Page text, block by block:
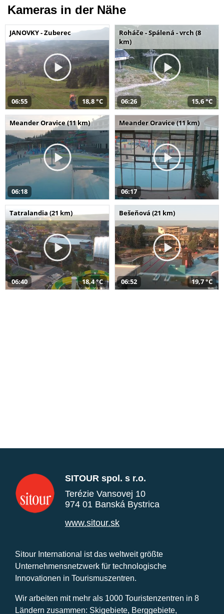
Kameras in der Nähe
JANOVKY - Zuberec
06:55 18,8 °C
Roháče - Spálená - vrch (8
km)
06:26 15,6 °C
Meander Oravice (11 km)
06:18
Meander Oravice (11 km)
06:17
Tatralandia (21 km)
06:40 18,4 °C
Bešeňová (21 km)
06:52 19,7 °C
SITOUR spol. s r.o.
Terézie Vansovej 10
974 01 Banská Bystrica
www.sitour.sk
Sitour International ist das weltweit größte
Unternehmensnetzwerk für technologische
Innovationen in Tourismuszentren.
Wir arbeiten mit mehr als 1000 Touristenzentren in 8
Ländern zusammen: Skigebiete, Berggebiete,